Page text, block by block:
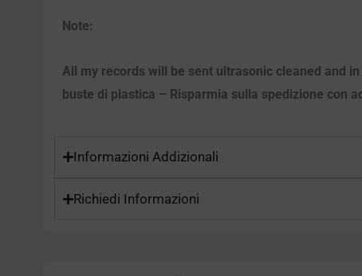
Note:
All my records will be sent ultrasonic cleaned and
buste di plastica – Risparmia sulla spedizione con
Informazioni Addizionali
Richiedi Informazioni